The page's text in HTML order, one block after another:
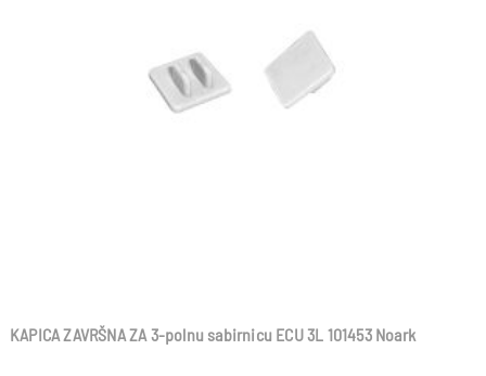
KAPICA ZAVRŠNA ZA 3-polnu sabirnicu ECU 3L 101453 Noark